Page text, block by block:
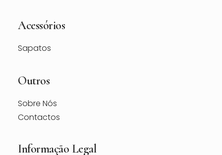
Acessórios
Sapatos
Outros
Sobre Nós
Contactos
Informação Legal